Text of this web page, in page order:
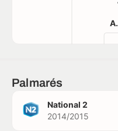
Palmarés
National 2
2014/2015